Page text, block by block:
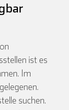
ist es
Im
suchen.